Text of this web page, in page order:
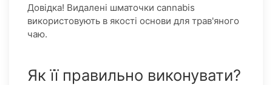
Довідка! Видалені шматочки cannabis
використовують в якості основи для трав'яного
чаю.
Як її правильно виконувати?